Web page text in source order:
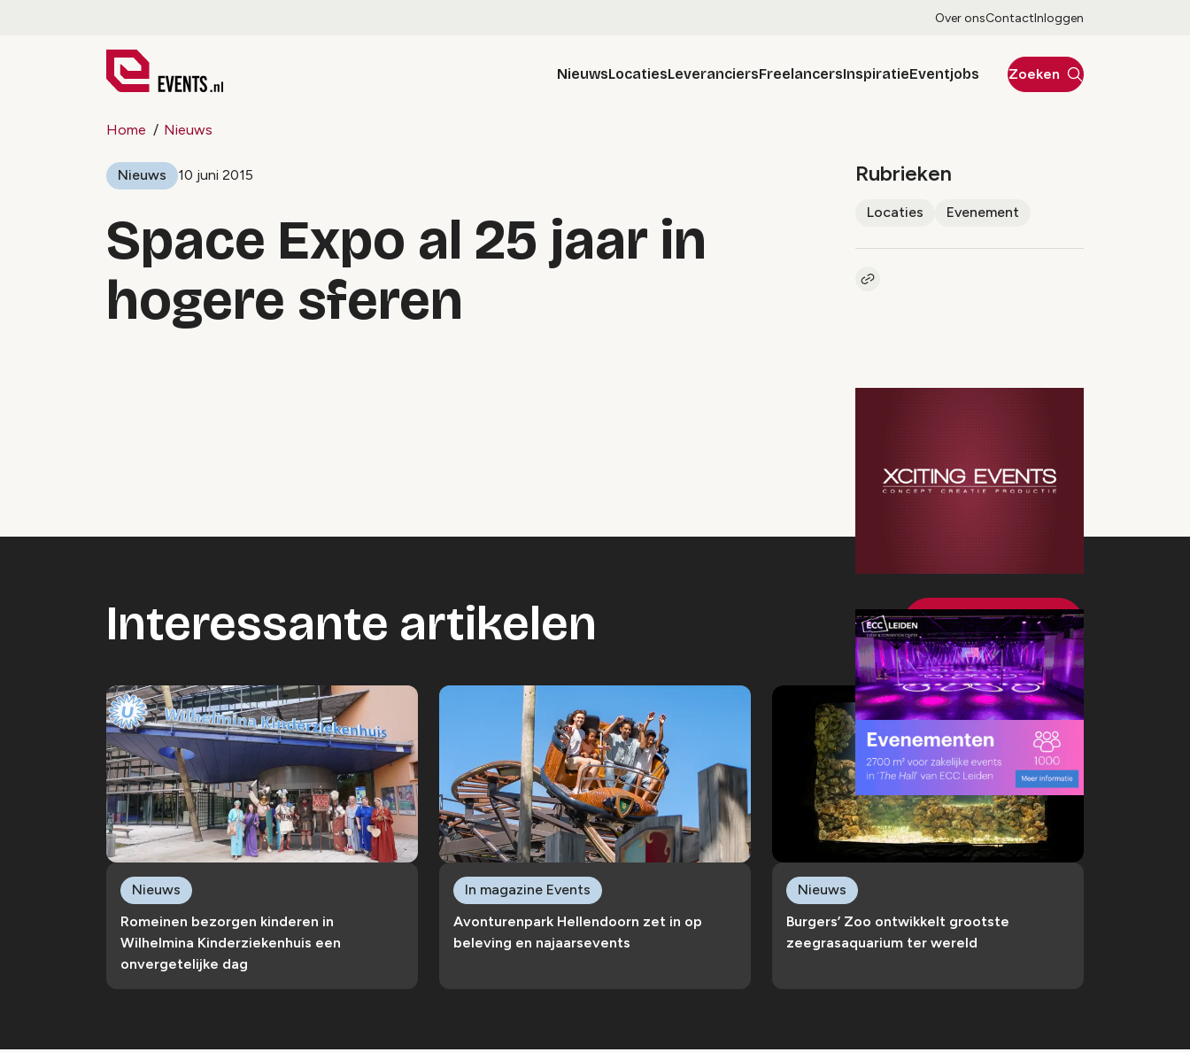
Over onsContactInloggen
NieuwsLocatiesLeveranciersFreelancersInspiratieEventjobs Zoeken
Home Nieuws
Nieuws 10 juni 2015
Space Expo al 25 jaar in
hogere sferen
Rubrieken
Locaties Evenement
Kopieer link naar artikel
Interessante artikelen Bekijk meer nieuws
Romeinen bezorgen kinderen in
Wilhelmina Kinderziekenhuis een
onvergetelijke dag
Nieuws
Avonturenpark Hellendoorn zet in op
beleving en najaarsevents
In magazine Events
Burgers’ Zoo ontwikkelt grootste
zeegrasaquarium ter wereld
Nieuws